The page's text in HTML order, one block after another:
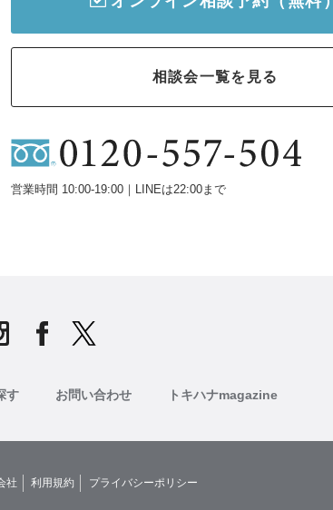
相談会一覧を見る
営業時間 10:00-19:00｜LINEは22:00まで
す お問い合わせ トキハナmagazine
社 利用規約 プライバシーポリシー